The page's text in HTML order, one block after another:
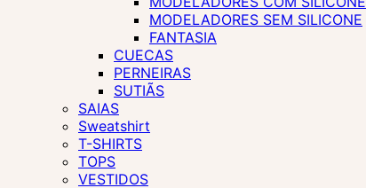
MODELADORES SEM SILICONE
FANTASIA
CUECAS
PERNEIRAS
SUTIÃS
SAIAS
Sweatshirt
T-SHIRTS
TOPS
VESTIDOS